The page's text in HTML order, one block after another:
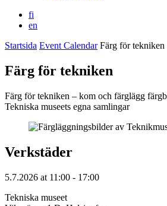
fi
en
Startsida Event Calendar Färg för tekniken
Färg för tekniken
Färg för tekniken – kom och färglägg
Tekniska museets egna samlingar
Verkstäder
5.7.2026 at 11:00 - 17:00
Tekniska museet